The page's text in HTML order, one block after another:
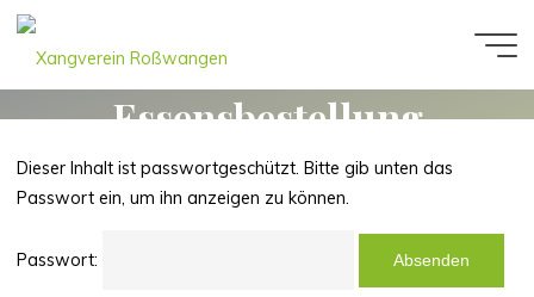
Zum
Roßwangen
Geschützt:
Essensbestellung
Wochenendworkshop
Dieser Inhalt ist passwortgeschützt. Bitte gib unten das
Passwort ein, um ihn anzeigen zu können.
Passwort: